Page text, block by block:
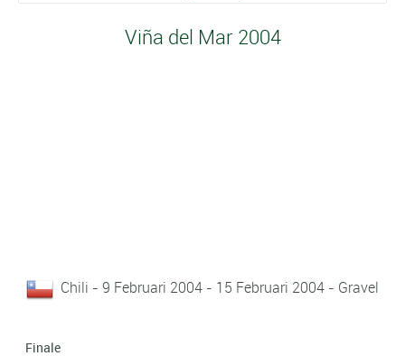
Viña del Mar 2004
Chili - 9 Februari 2004 - 15 Februari 2004 - Gravel
Finale